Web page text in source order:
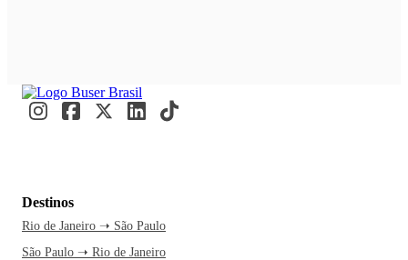
Destinos
Rio de Janeiro ➝ São Paulo
São Paulo ➝ Rio de Janeiro